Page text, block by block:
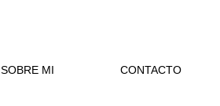
SOBRE MI CONTACTO